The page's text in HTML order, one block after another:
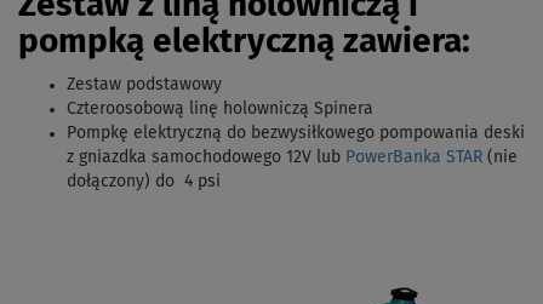
pompką elektryczną zawiera:
Zestaw podstawowy
Czteroosobową linę holowniczą Spinera
Pompkę elektryczną do bezwysiłkowego pompowania deski
z gniazdka samochodowego 12V lub PowerBanka STAR (nie
dołączony) do 4 psi